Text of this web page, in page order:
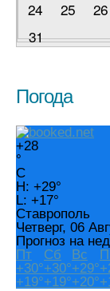
24
25 26
31
Погода
+28
°
C
H: +29°
L: +17°
Ставрополь
Четверг, 06
Прогноз на
Пт
Сб Вс
+30°+30°+29°+
+19°+19°+20°+